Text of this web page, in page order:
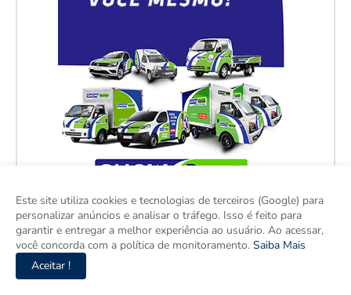
Este site utiliza cookies e tecnologias de terceiros (Google) para
personalizar anúncios e analisar o tráfego. Isso é feito para
garantir e entregar a melhor experiência ao usuário. Ao acessar,
você concorda com a política de monitoramento. Saiba Mais
Aceitar !